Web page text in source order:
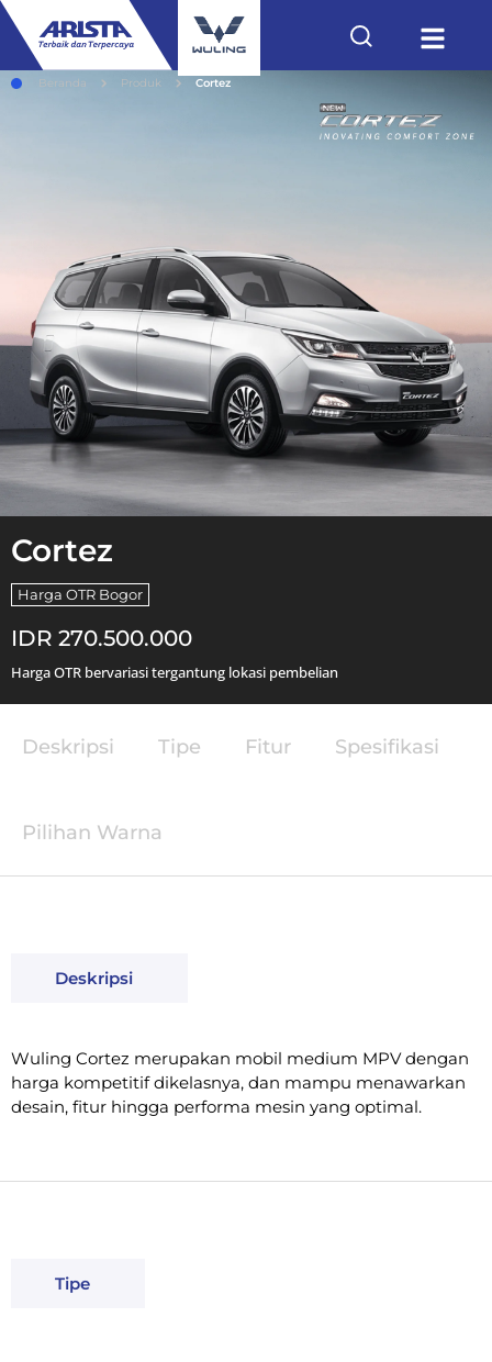
Beranda Produk Cortez
Cortez
Harga OTR Bogor
IDR 270.500.000
Harga OTR bervariasi tergantung lokasi pembelian
Deskripsi Tipe Fitur Spesifikasi
Pilihan Warna
Deskripsi
Wuling Cortez merupakan mobil medium MPV dengan
harga kompetitif dikelasnya, dan mampu menawarkan
desain, fitur hingga performa mesin yang optimal.
Tipe